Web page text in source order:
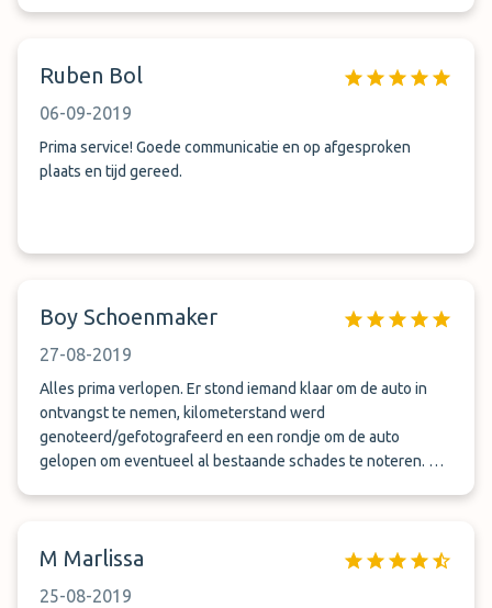
Ruben Bol
06-09-2019
Prima service! Goede communicatie en op afgesproken
plaats en tijd gereed.
Boy Schoenmaker
27-08-2019
Alles prima verlopen. Er stond iemand klaar om de auto in
ontvangst te nemen, kilometerstand werd
genoteerd/gefotografeerd en een rondje om de auto
gelopen om eventueel al bestaande schades te noteren. Bij
parkeerterrein. Heel erg tevreden dus!!! Aanrader, volgende
M Marlissa
25-08-2019